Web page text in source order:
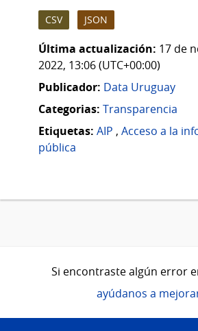
CSV JSON
Última actualización: 17 de
2022, 13:06 (UTC+00:00)
Publicador: Data Uruguay
Categorias: Transparencia
Etiquetas: AIP , Acceso a la
pública
Si encontraste algún error
ayúdanos a